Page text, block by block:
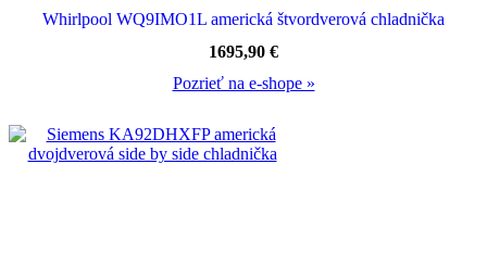
Whirlpool WQ9IMO1L americká štvordverová chladnička
1695,90 €
Pozrieť na e-shope »